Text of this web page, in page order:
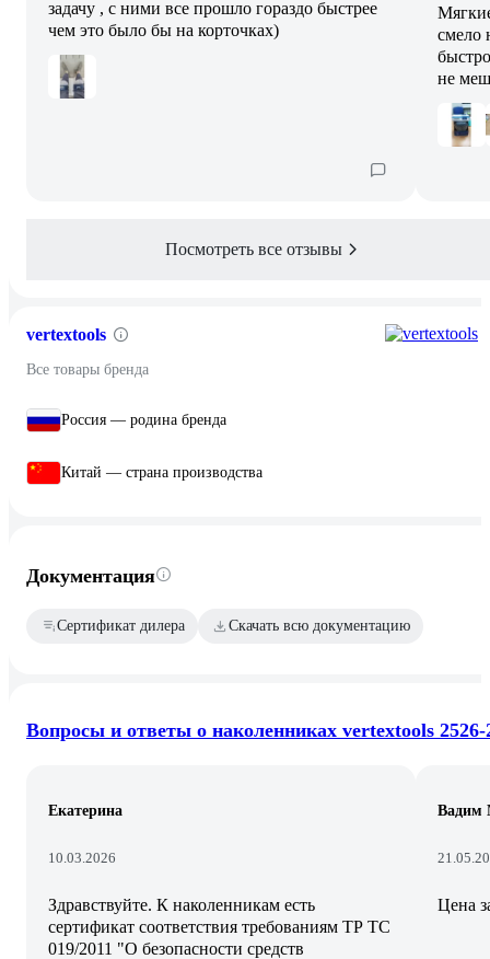
задачу , с ними все прошло гораздо быстрее
чем это было бы на корточках)
смело
не
Посмотреть все отзывы
vertextools
Все товары бренда
Россия — родина бренда
Китай — страна производства
Документация
Сертификат дилера Скачать всю документацию
Вопросы и ответы о наколенниках vertextools 2526-
Екатерина
10.03.2026
Здравствуйте. К наколенникам есть
сертификат соответствия требованиям ТР ТС
019/2011 "О безопасности средств
Вадим
Цена